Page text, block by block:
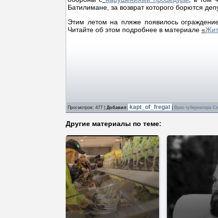
Батилимане, за возврат которого борются
Этим летом на пляже появилось
Читайте об этом подробнее в материале «
Просмотров: 477 | Добавил: kapt_of_fregat Врио губернатора
Другие материалы по теме: